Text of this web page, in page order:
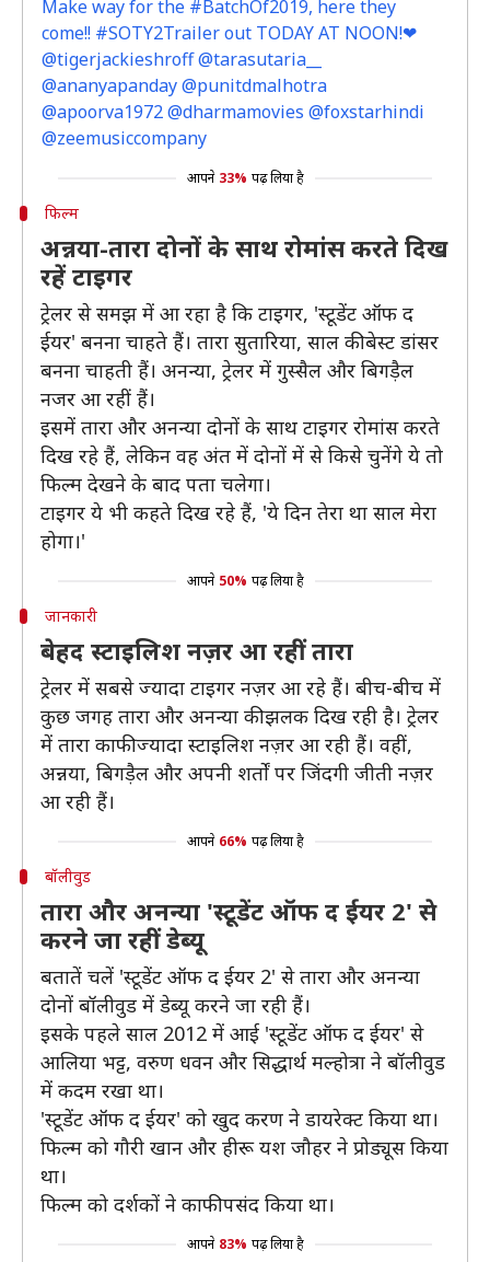
Make way for the #BatchOf2019, here they
come!! #SOTY2Trailer out TODAY AT NOON!❤
@tigerjackieshroff @tarasutaria__
@ananyapanday @punitdmalhotra
@apoorva1972 @dharmamovies @foxstarhindi
@zeemusiccompany
आपने 33% पढ़ लिया है
फिल्म
अन्नया-तारा दोनों के साथ रोमांस करते दिख
रहें टाइगर
ट्रेलर से समझ में आ रहा है कि टाइगर, 'स्टूडेंट ऑफ द
ईयर' बनना चाहते हैं। तारा सुतारिया, साल की बेस्ट डांसर
बनना चाहती हैं। अनन्या, ट्रेलर में गुस्सैल और बिगड़ैल
नजर आ रहीं हैं।
इसमें तारा और अनन्या दोनों के साथ टाइगर रोमांस करते
दिख रहे हैं, लेकिन वह अंत में दोनों में से किसे चुनेंगे ये तो
फिल्म देखने के बाद पता चलेगा।
टाइगर ये भी कहते दिख रहे हैं, 'ये दिन तेरा था साल मेरा
होगा।'
आपने 50% पढ़ लिया है
जानकारी
बेहद स्टाइलिश नज़र आ रहीं तारा
ट्रेलर में सबसे ज्यादा टाइगर नज़र आ रहे हैं। बीच-बीच में
कुछ जगह तारा और अनन्या की झलक दिख रही है। ट्रेलर
में तारा काफी ज्यादा स्टाइलिश नज़र आ रही हैं। वहीं,
अन्नया, बिगड़ैल और अपनी शर्तों पर जिंदगी जीती नज़र
आ रही हैं।
आपने 66% पढ़ लिया है
बॉलीवुड
तारा और अनन्या 'स्टूडेंट ऑफ द ईयर 2' से
करने जा रहीं डेब्यू
बतातें चलें 'स्टूडेंट ऑफ द ईयर 2' से तारा और अनन्या
दोनों बॉलीवुड में डेब्यू करने जा रही हैं।
इसके पहले साल 2012 में आई 'स्टूडेंट ऑफ द ईयर' से
आलिया भट्ट, वरुण धवन और सिद्धार्थ मल्होत्रा ने बॉलीवुड
में कदम रखा था।
'स्टूडेंट ऑफ द ईयर' को खुद करण ने डायरेक्ट किया था।
फिल्म को गौरी खान और हीरू यश जौहर ने प्रोड्यूस किया
था।
फिल्म को दर्शकों ने काफी पसंद किया था।
आपने 83% पढ़ लिया है